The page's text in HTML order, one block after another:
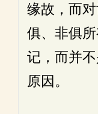
缘故，而
俱、非俱
记，而并
原因。